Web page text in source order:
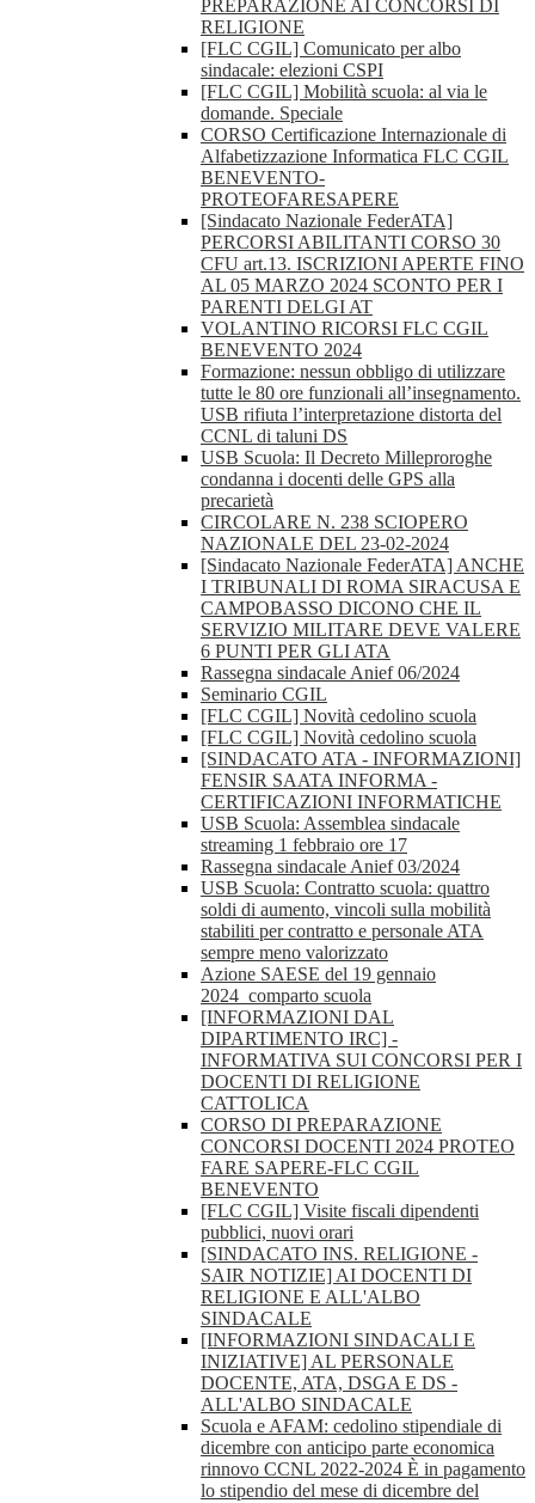
PREPARAZIONE AI CONCORSI DI
RELIGIONE
[FLC CGIL] Comunicato per albo
sindacale: elezioni CSPI
[FLC CGIL] Mobilità scuola: al via le
domande. Speciale
CORSO Certificazione Internazionale di
Alfabetizzazione Informatica FLC CGIL
BENEVENTO-
PROTEOFARESAPERE
[Sindacato Nazionale FederATA]
PERCORSI ABILITANTI CORSO 30
CFU art.13. ISCRIZIONI APERTE FINO
AL 05 MARZO 2024 SCONTO PER I
PARENTI DELGI AT
VOLANTINO RICORSI FLC CGIL
BENEVENTO 2024
Formazione: nessun obbligo di utilizzare
tutte le 80 ore funzionali all’insegnamento.
USB rifiuta l’interpretazione distorta del
CCNL di taluni DS
USB Scuola: Il Decreto Milleproroghe
condanna i docenti delle GPS alla
precarietà
CIRCOLARE N. 238 SCIOPERO
NAZIONALE DEL 23-02-2024
[Sindacato Nazionale FederATA] ANCHE
I TRIBUNALI DI ROMA SIRACUSA E
CAMPOBASSO DICONO CHE IL
SERVIZIO MILITARE DEVE VALERE
6 PUNTI PER GLI ATA
Rassegna sindacale Anief 06/2024
Seminario CGIL
[FLC CGIL] Novità cedolino scuola
[FLC CGIL] Novità cedolino scuola
[SINDACATO ATA - INFORMAZIONI]
FENSIR SAATA INFORMA -
CERTIFICAZIONI INFORMATICHE
USB Scuola: Assemblea sindacale
streaming 1 febbraio ore 17
Rassegna sindacale Anief 03/2024
USB Scuola: Contratto scuola: quattro
soldi di aumento, vincoli sulla mobilità
stabiliti per contratto e personale ATA
sempre meno valorizzato
Azione SAESE del 19 gennaio
2024_comparto scuola
[INFORMAZIONI DAL
DIPARTIMENTO IRC] -
INFORMATIVA SUI CONCORSI PER I
DOCENTI DI RELIGIONE
CATTOLICA
CORSO DI PREPARAZIONE
CONCORSI DOCENTI 2024 PROTEO
FARE SAPERE-FLC CGIL
BENEVENTO
[FLC CGIL] Visite fiscali dipendenti
pubblici, nuovi orari
[SINDACATO INS. RELIGIONE -
SAIR NOTIZIE] AI DOCENTI DI
RELIGIONE E ALL'ALBO
SINDACALE
[INFORMAZIONI SINDACALI E
INIZIATIVE] AL PERSONALE
DOCENTE, ATA, DSGA E DS -
ALL'ALBO SINDACALE
Scuola e AFAM: cedolino stipendiale di
dicembre con anticipo parte economica
rinnovo CCNL 2022-2024 È in pagamento
lo stipendio del mese di dicembre del